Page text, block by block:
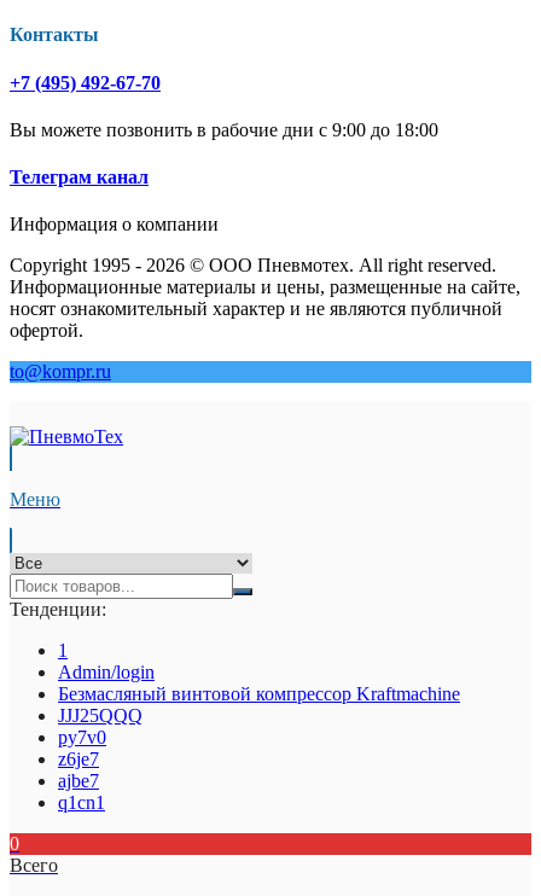
Контакты
+7 (495) 492-67-70
Вы можете позвонить в рабочие дни с 9:00 до 18:00
Телеграм канал
Информация о компании
Copyright 1995 - 2026 © ООО Пневмотех. All right reserved.
Информационные материалы и цены, размещенные на сайте,
носят ознакомительный характер и не являются публичной
офертой.
to@kompr.ru
Меню
Тенденции:
1
Admin/login
Безмасляный винтовой компрессор Kraftmaсhine
JJJ25QQQ
py7v0
z6je7
ajbe7
q1cn1
0
Всего